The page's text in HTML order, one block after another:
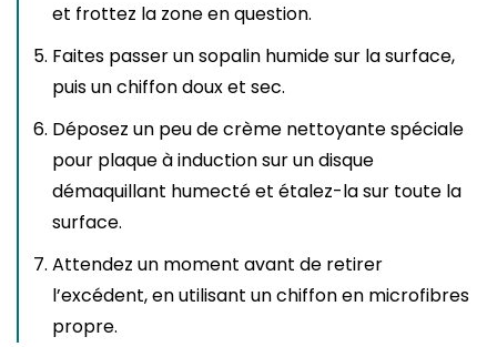
et frottez la zone en question.
Faites passer un sopalin humide sur la surface,
puis un chiffon doux et sec.
Déposez un peu de crème nettoyante spéciale
pour plaque à induction sur un disque
démaquillant humecté et étalez-la sur toute la
surface.
Attendez un moment avant de retirer
l’excédent, en utilisant un chiffon en microfibres
propre.